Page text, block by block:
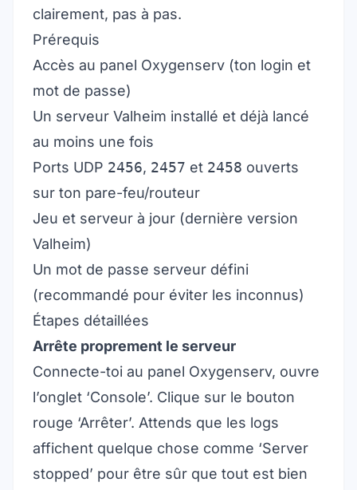
clairement, pas à pas.
Prérequis
Accès au panel Oxygenserv (ton login et
mot de passe)
Un serveur Valheim installé et déjà lancé
au moins une fois
Ports UDP 2456, 2457 et 2458 ouverts
sur ton pare-feu/routeur
Jeu et serveur à jour (dernière version
Valheim)
Un mot de passe serveur défini
(recommandé pour éviter les inconnus)
Étapes détaillées
Arrête proprement le serveur
Connecte-toi au panel Oxygenserv, ouvre
l’onglet ‘Console’. Clique sur le bouton
rouge ‘Arrêter’. Attends que les logs
affichent quelque chose comme ‘Server
stopped’ pour être sûr que tout est bien